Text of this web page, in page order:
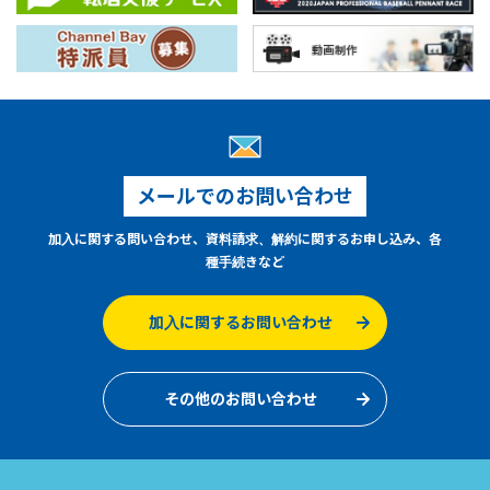
メールでのお問い合わせ
加入に関する問い合わせ、資料請求、解約に関するお申し込み、各
種手続きなど
加入に関するお問い合わせ
その他のお問い合わせ